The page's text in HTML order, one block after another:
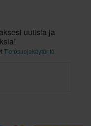
uutisia ja
Tietosuojakäytäntö